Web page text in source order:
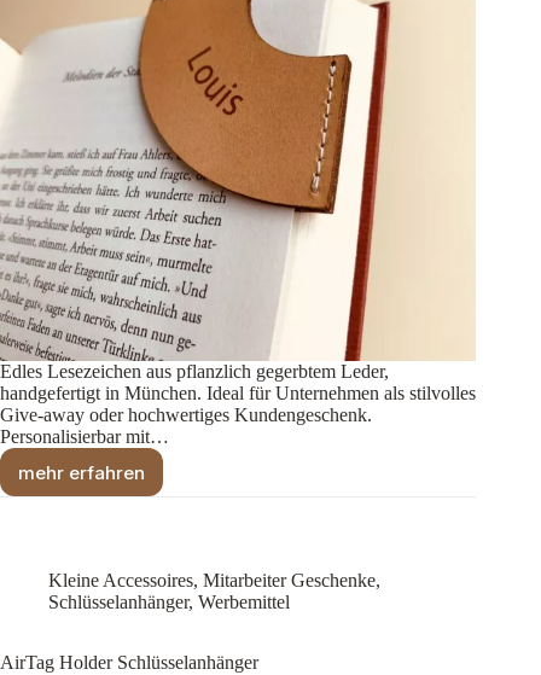
Edles Lesezeichen aus pflanzlich gegerbtem Leder,
handgefertigt in München. Ideal für Unternehmen als stilvolles
Give-away oder hochwertiges Kundengeschenk.
Personalisierbar mit…
mehr erfahren
Leder-
Lesezeichen
Mitarbeitergeschenk
Kleine Accessoires, Mitarbeiter Geschenke,
Schlüsselanhänger, Werbemittel
AirTag Holder Schlüsselanhänger